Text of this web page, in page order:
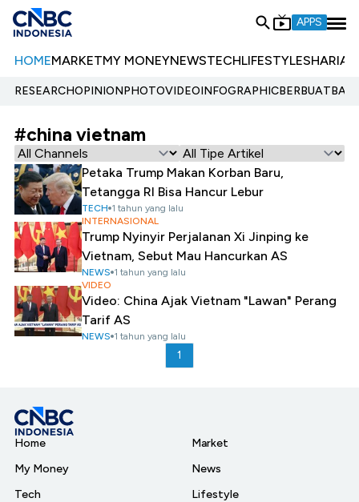
APPS
HOMEMARKETMY MONEYNEWSTECHLIFESTYLESHARIA
RESEARCHOPINIONPHOTOVIDEOINFOGRAPHIC
#china vietnam
Petaka Trump Makan Korban Baru,
Tetangga RI Bisa Hancur Lebur
TECH 1 tahun yang lalu
INTERNASIONAL
Trump Nyinyir Perjalanan Xi Jinping ke
Vietnam, Sebut Mau Hancurkan AS
NEWS 1 tahun yang lalu
VIDEO
Video: China Ajak Vietnam "Lawan" Perang
Tarif AS
NEWS 1 tahun yang lalu
1
Home
My Money
Tech
Market
News
Lifestyle